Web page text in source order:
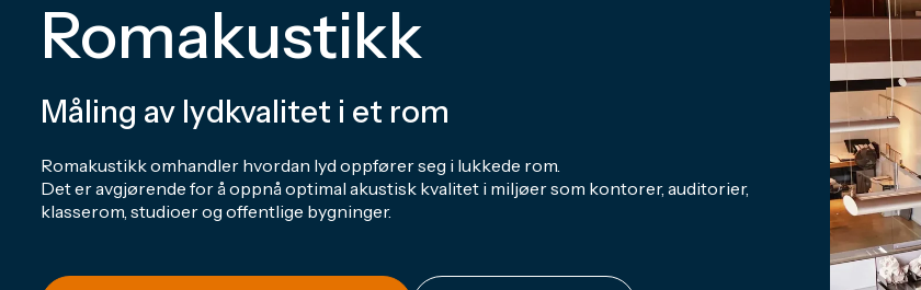
Romakustikk
Måling av lydkvalitet i et rom
Romakustikk omhandler hvordan lyd oppfører seg i lukkede rom.
Det er avgjørende for å oppnå optimal akustisk kvalitet i miljøer som kontorer, auditorier,
klasserom, studioer og offentlige bygninger.